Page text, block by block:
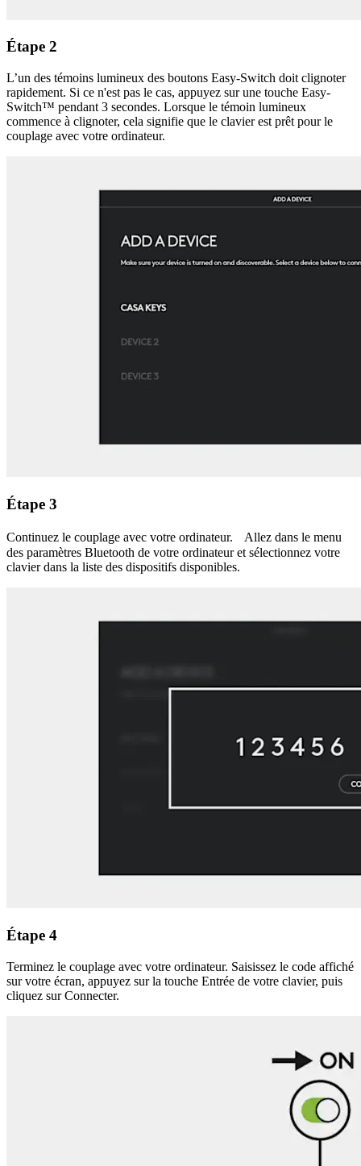
Étape 2
L’un des témoins lumineux des boutons Easy-Switch doit clignoter
rapidement. Si ce n'est pas le cas, appuyez sur une touche Easy-
Switch™ pendant 3 secondes. Lorsque le témoin lumineux
commence à clignoter, cela signifie que le clavier est prêt pour le
couplage avec votre ordinateur.
Étape 3
Continuez le couplage avec votre ordinateur. Allez dans le menu
des paramètres Bluetooth de votre ordinateur et sélectionnez votre
clavier dans la liste des dispositifs disponibles.
Étape 4
Terminez le couplage avec votre ordinateur. Saisissez le code affiché
sur votre écran, appuyez sur la touche Entrée de votre clavier, puis
cliquez sur Connecter.